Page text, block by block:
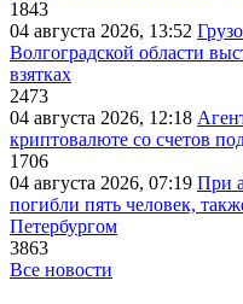
1843
04 августа 2026, 13:52
Волгоградской области
взятках
2473
04 августа 2026, 12:18
криптовалюте со счетов
1706
04 августа 2026, 07:19 При
погибли пять человек,
Петербургом
3863
Все новости